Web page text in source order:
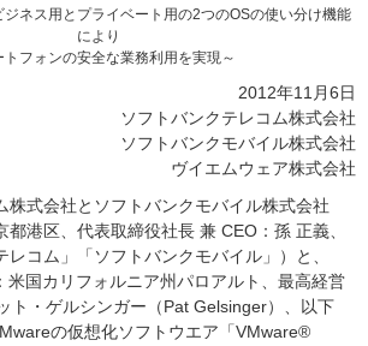
ジネス用とプライベート用の2つのOSの使い分け機能
により
トフォンの安全な業務利用を実現～
2012年11月6日
ソフトバンクテレコム株式会社
ソフトバンクモバイル株式会社
ヴイエムウェア株式会社
株式会社とソフトバンクモバイル株式会社
都港区、代表取締役社長 兼 CEO：孫 正義、
レコム」「ソフトバンクモバイル」）と、
米国カリフォルニア州パロアルト、最高経営
ト・ゲルシンガー（Pat Gelsinger）、以下
の仮想化ソフトウエア「VMware®